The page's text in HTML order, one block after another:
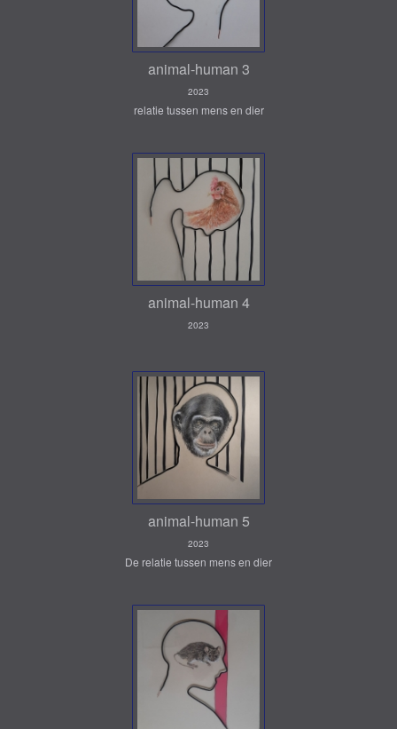
animal-human 3
2023
relatie tussen mens en dier
animal-human 4
2023
animal-human 5
2023
De relatie tussen mens en dier